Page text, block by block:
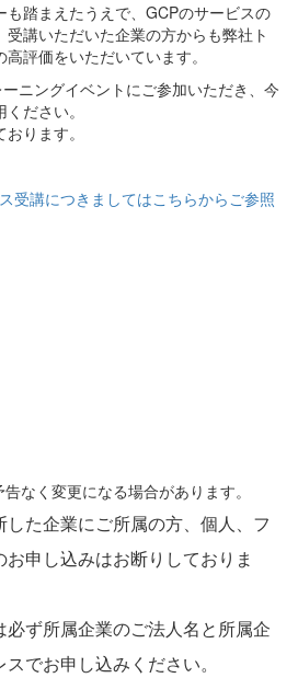
踏まえたうえで、GCPのサービスの
講いただいた企業の方からも弊社ト
評価をいただいています。
ニングイベントにご参加いただき、今
ださい。
ります。
受講につきましてはこちらからご参照
なく変更になる場合があります。
た企業にご所属の方、個人、フ
お申し込みはお断りしておりま
必ず所属企業のご法人名と所属企
でお申し込みください。